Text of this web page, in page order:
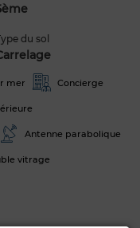
du sol
mer Concierge
Antenne parabolique
vitrage